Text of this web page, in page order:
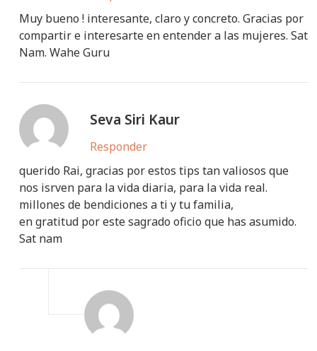
Muy bueno ! interesante, claro y concreto. Gracias por
compartir e interesarte en entender a las mujeres. Sat
Nam. Wahe Guru
Seva Siri Kaur
Responder
querido Rai, gracias por estos tips tan valiosos que
nos isrven para la vida diaria, para la vida real.
millones de bendiciones a ti y tu familia,
en gratitud por este sagrado oficio que has asumido.
Sat nam